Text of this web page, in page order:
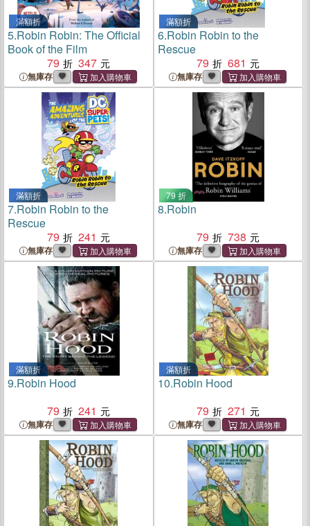
滿額折
5.Robin Robin: The Official
Book of the Film
79
347
無庫存
滿額折
6.Robin Robin to the
Rescue
79
681
無庫存
滿額折
7.Robin Robin to the
Rescue
79
241
無庫存
79 折
8.Robin
79
738
無庫存
滿額折
9.Robin Hood
79
241
無庫存
滿額折
10.Robin Hood
79
271
無庫存